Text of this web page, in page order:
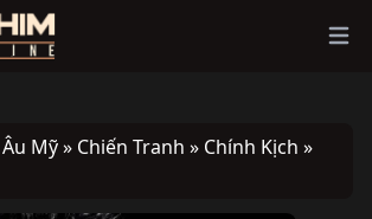
Âu Mỹ » Chiến Tranh » Chính Kịch »